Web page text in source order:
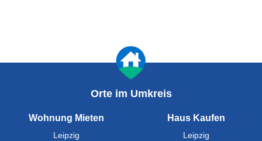
Orte im Umkreis
Wohnung Mieten
Leipzig
Haus Kaufen
Leipzig